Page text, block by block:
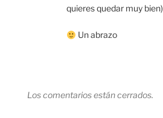
quieres quedar muy bien)
Un abrazo
Los comentarios están cerrados.